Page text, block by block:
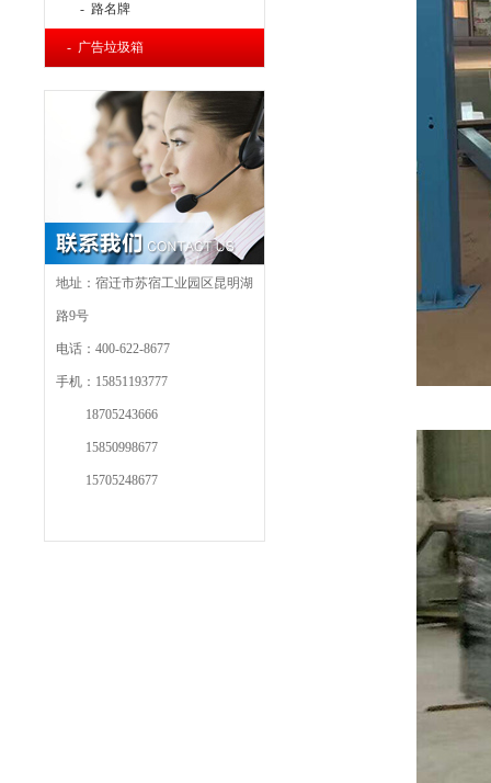
- 路名牌
- 广告垃圾箱
地址：宿迁市苏宿工业园区昆明湖
路9号
电话：400-622-8677
手机：15851193777
18705243666
15850998677
15705248677